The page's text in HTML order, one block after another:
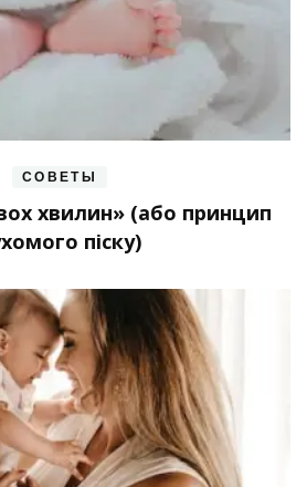
СОВЕТЫ
хвилин» (або принцип
піску)